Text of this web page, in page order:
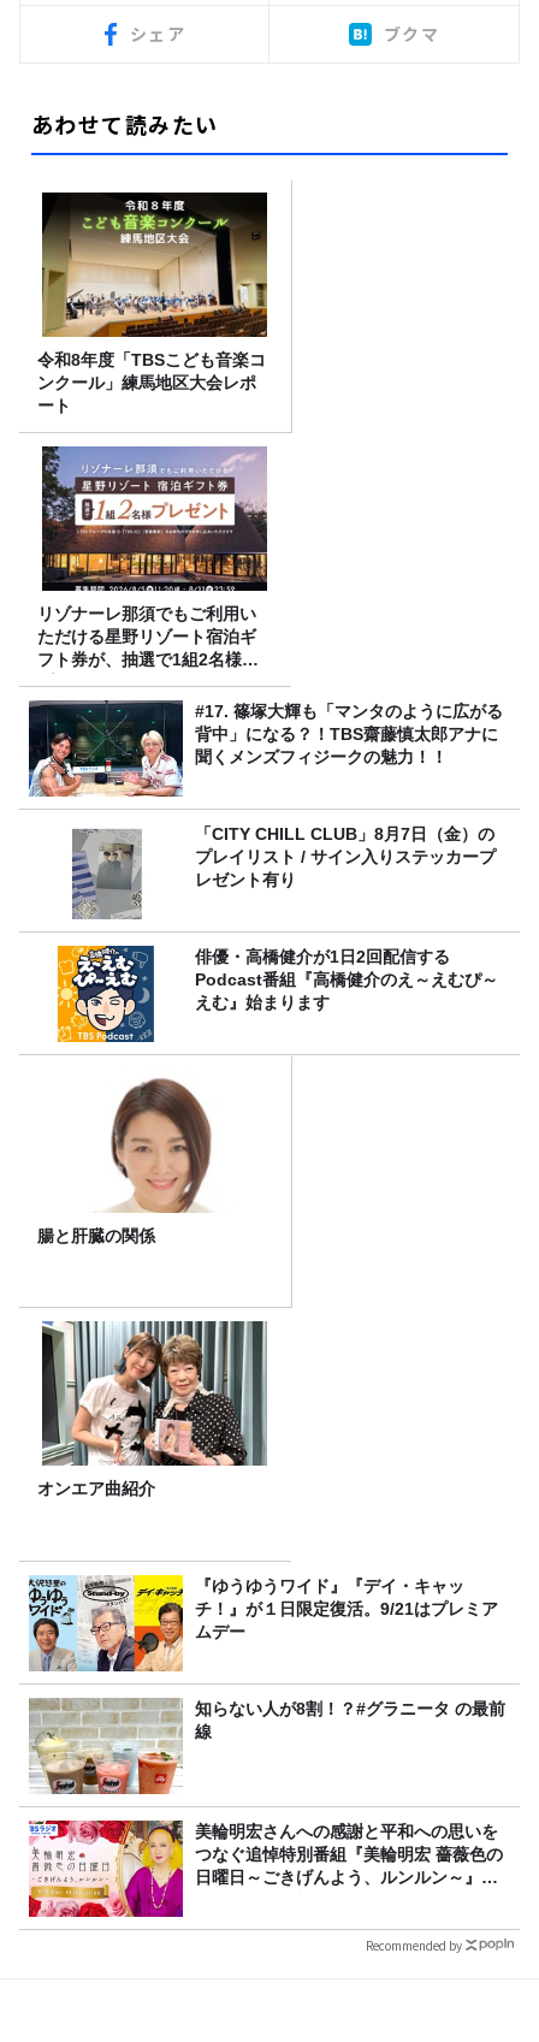
シェア ブクマ
あわせて読みたい
令和8年度「TBSこども音楽コ
ンクール」練馬地区大会レポ
ート
リゾナーレ那須でもご利用い
ただける星野リゾート宿泊ギ
フト券が、抽選で1組2名様に
プレゼント！
#17. 篠塚大輝も「マンタのように広がる
背中」になる？！TBS齋藤慎太郎アナに
聞くメンズフィジークの魅力！！
「CITY CHILL CLUB」8月7日（金）の
プレイリスト / サイン入りステッカープ
レゼント有り
俳優・高橋健介が1日2回配信する
Podcast番組『高橋健介のえ～えむぴ～
えむ』始まります
腸と肝臓の関係
オンエア曲紹介
『ゆうゆうワイド』『デイ・キャッ
チ！』が１日限定復活。9/21はプレミア
ムデー
知らない人が8割！？#グラニータ の最前
線
美輪明宏さんへの感謝と平和への思いを
つなぐ追悼特別番組『美輪明宏 薔薇色の
日曜日～ごきげんよう、ルンルン～』
Recommended by